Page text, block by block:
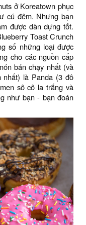
ở Koreatown phục
cú đêm. Nhưng bạn
được dàn dựng tốt.
Toast Crunch
số những loại được
cho các nguồn cấp
bán chạy nhất (và
nhất) là Panda (3 đô
sô cô la trắng và
như bạn - bạn đoán